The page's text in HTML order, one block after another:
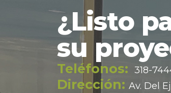
¿Listo
su
Teléfonos: 318-
Dirección: Av. Del